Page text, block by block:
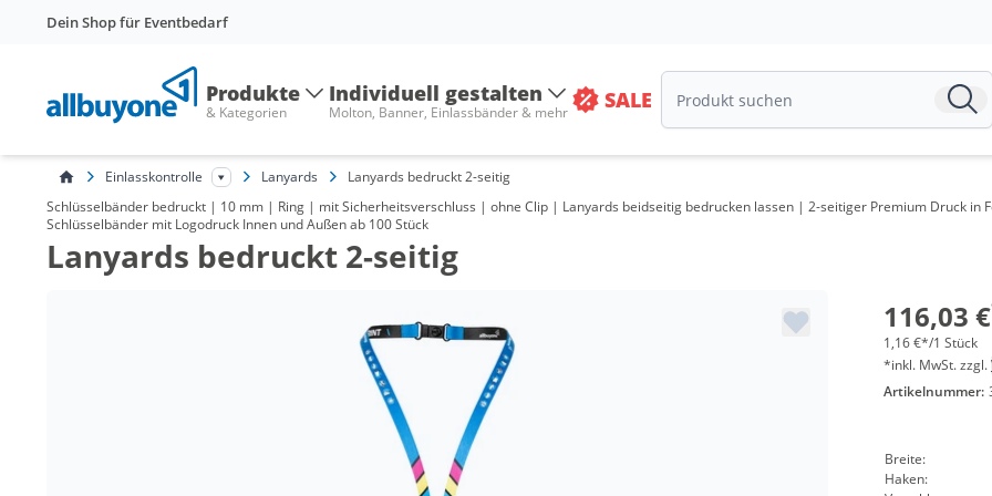
Dein Shop für Eventbedarf
Produkte
& Kategorien
Individuell gestalten
Molton, Banner, Einlassbänder & mehr SALE
Einlasskontrolle Lanyards
Lanyards bedruckt 2-seitig
Schlüsselbänder bedruckt | 10 mm | Ring | mit Sicherheitsverschluss | ohne Clip | Lanyards beidseitig bedrucken lassen | 2-seitiger Premium Druck
Schlüsselbänder mit Logodruck Innen und Außen ab 100 Stück
Lanyards bedruckt 2-seitig
116,03 €
ab 3
ab
1,16 €*/1 Stück
*inkl. MwSt. zzgl.
Artikelnummer:
Breite:
Haken: